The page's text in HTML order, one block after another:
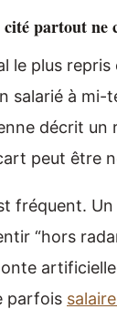
partout ne
le plus repris
salarié à mi-
décrit
peut être
fréquent.
“hors
parfois